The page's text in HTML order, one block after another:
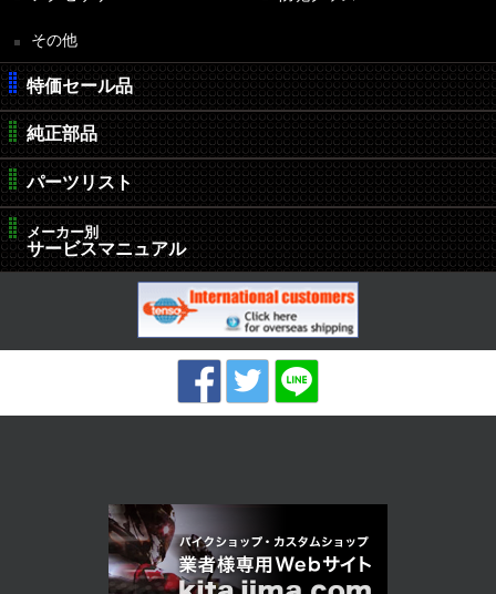
その他
特価セール品
純正部品
パーツリスト
メーカー別
サービスマニュアル